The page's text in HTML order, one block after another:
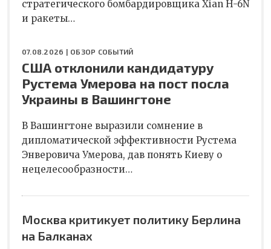
стратегического бомбардировщика Xian H-6N
и ракеты…
07.08.2026 | ОБЗОР СОБЫТИЙ
США отклонили кандидатуру
Рустема Умерова на пост посла
Украины в Вашингтоне
В Вашингтоне выразили сомнение в
дипломатической эффективности Рустема
Энверовича Умерова, дав понять Киеву о
нецелесообразности…
Москва критикует политику Берлина
на Балканах